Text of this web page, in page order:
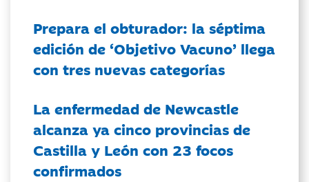
Prepara el obturador: la séptima
edición de ‘Objetivo Vacuno’ llega
con tres nuevas categorías
La enfermedad de Newcastle
alcanza ya cinco provincias de
Castilla y León con 23 focos
confirmados